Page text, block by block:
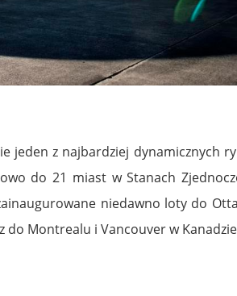
z najbardziej dynamicznych
do 21 miast w Stanach
niedawno loty do
do Montrealu i Vancouver w